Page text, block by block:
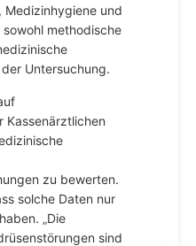
Medizinhygiene und
methodische
Untersuchung.
Kassenärztlichen
zu bewerten.
solche Daten nur
„Die
sind